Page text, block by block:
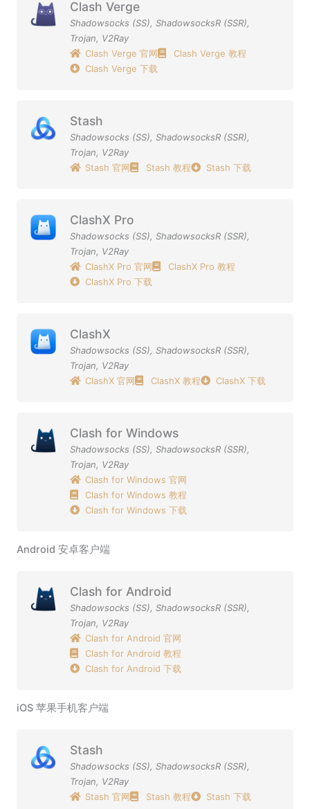
Clash Verge
Shadowsocks (SS), ShadowsocksR (SSR),
Trojan, V2Ray
Clash Verge 官网
Clash Verge 教程
Clash Verge 下载
Stash
Shadowsocks (SS), ShadowsocksR (SSR),
Trojan, V2Ray
Stash 官网
Stash 教程 Stash 下载
ClashX Pro
Shadowsocks (SS), ShadowsocksR (SSR),
Trojan, V2Ray
ClashX Pro 官网
ClashX Pro 教程
ClashX Pro 下载
ClashX
Shadowsocks (SS), ShadowsocksR (SSR),
Trojan, V2Ray
ClashX 官网
ClashX 教程 ClashX 下载
Clash for Windows
Shadowsocks (SS), ShadowsocksR (SSR),
Trojan, V2Ray
Clash for Windows 官网
Clash for Windows 教程
Clash for Windows 下载
Android 安卓客户端
Clash for Android
Shadowsocks (SS), ShadowsocksR (SSR),
Trojan, V2Ray
Clash for Android 官网
Clash for Android 教程
Clash for Android 下载
iOS 苹果手机客户端
Stash
Shadowsocks (SS), ShadowsocksR (SSR),
Trojan, V2Ray
Stash 官网
Stash 教程 Stash 下载